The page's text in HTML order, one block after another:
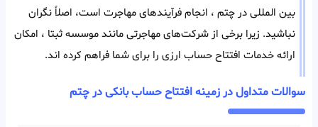
بین المللی در چتم ، انجام فرآیند‌های مهاجرت است، اصلاً نگران
نباشید. زیرا برخی از شرکت‌های مهاجرتی مانند موسسه ثبتا ، امکان
ارائه خدمات افتتاح حساب ارزی را برای شما فراهم کرده اند.
سوالات متداول در زمینه افتتاح حساب بانکی در چتم